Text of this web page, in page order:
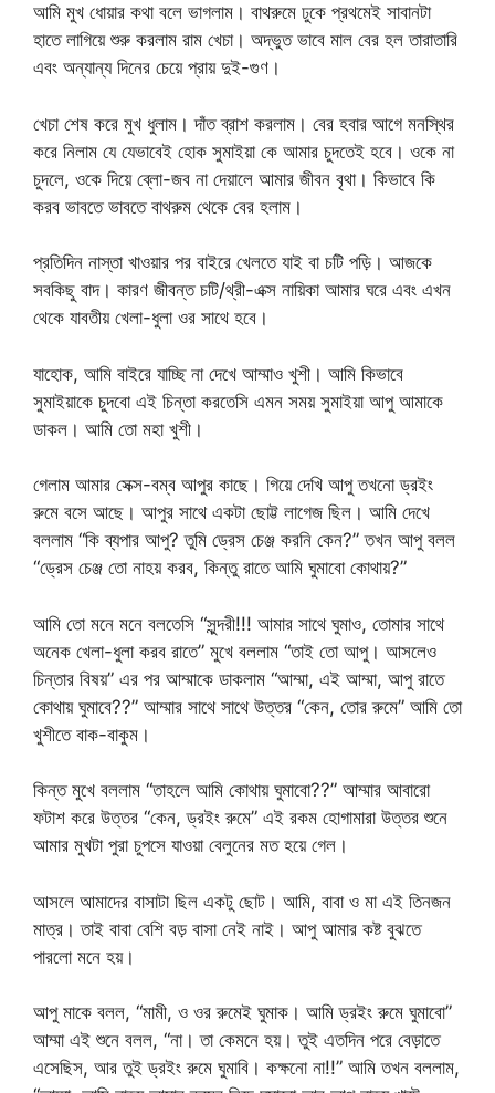
আমি মুখ ধোয়ার কথা বলে ভাগলাম। বাথরুমে ঢুকে প্রথমেই সাবানটা
হাতে লাগিয়ে শুরু করলাম রাম খেচা। অদ্ভুত ভাবে মাল বের হল তারাতারি
এবং অন্যান্য দিনের চেয়ে প্রায় দুই-গুণ।
খেচা শেষ করে মুখ ধুলাম। দাঁত ব্রাশ করলাম। বের হবার আগে মনস্থির
করে নিলাম যে যেভাবেই হোক সুমাইয়া কে আমার চুদতেই হবে। ওকে না
চুদলে, ওকে দিয়ে ব্লো-জব না দেয়ালে আমার জীবন বৃথা। কিভাবে কি
করব ভাবতে ভাবতে বাথরুম থেকে বের হলাম।
প্রতিদিন নাস্তা খাওয়ার পর বাইরে খেলতে যাই বা চটি পড়ি। আজকে
সবকিছু বাদ। কারণ জীবন্ত চটি/থ্রী-এক্স নায়িকা আমার ঘরে এবং এখন
থেকে যাবতীয় খেলা-ধুলা ওর সাথে হবে।
যাহোক, আমি বাইরে যাচ্ছি না দেখে আম্মাও খুশী। আমি কিভাবে
সুমাইয়াকে চুদবো এই চিন্তা করতেসি এমন সময় সুমাইয়া আপু আমাকে
ডাকল। আমি তো মহা খুশী।
গেলাম আমার সেক্স-বম্ব আপুর কাছে। গিয়ে দেখি আপু তখনো ড্রইং
রুমে বসে আছে। আপুর সাথে একটা ছোট্ট লাগেজ ছিল। আমি দেখে
বললাম “কি ব্যপার আপু? তুমি ড্রেস চেঞ্জ করনি কেন?” তখন আপু বলল
“ড্রেস চেঞ্জ তো নাহয় করব, কিন্তু রাতে আমি ঘুমাবো কোথায়?”
আমি তো মনে মনে বলতেসি “সুন্দরী!!! আমার সাথে ঘুমাও, তোমার সাথে
অনেক খেলা-ধুলা করব রাতে” মুখে বললাম “তাই তো আপু। আসলেও
চিন্তার বিষয়” এর পর আম্মাকে ডাকলাম “আম্মা, এই আম্মা, আপু রাতে
কোথায় ঘুমাবে??” আম্মার সাথে সাথে উত্তর “কেন, তোর রুমে” আমি তো
খুশীতে বাক-বাকুম।
কিন্ত মুখে বললাম “তাহলে আমি কোথায় ঘুমাবো??” আম্মার আবারো
ফটাশ করে উত্তর “কেন, ড্রইং রুমে” এই রকম হোগামারা উত্তর শুনে
আমার মুখটা পুরা চুপসে যাওয়া বেলুনের মত হয়ে গেল।
আসলে আমাদের বাসাটা ছিল একটু ছোট। আমি, বাবা ও মা এই তিনজন
মাত্র। তাই বাবা বেশি বড় বাসা নেই নাই। আপু আমার কষ্ট বুঝতে
পারলো মনে হয়।
আপু মাকে বলল, “মামী, ও ওর রুমেই ঘুমাক। আমি ড্রইং রুমে ঘুমাবো”
আম্মা এই শুনে বলল, “না। তা কেমনে হয়। তুই এতদিন পরে বেড়াতে
এসেছিস, আর তুই ড্রইং রুমে ঘুমাবি। কক্ষনো না!!” আমি তখন বললাম,